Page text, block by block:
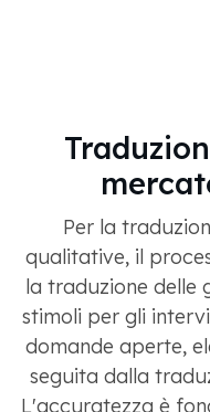
Per la
qualitative, il
la traduzione delle
stimoli per gli
domande aperte,
seguita dalla
L'accuratezza è